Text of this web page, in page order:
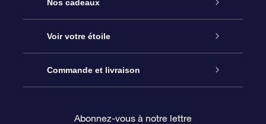
À propos de l’OSR
Nous contacter
Nos cadeaux
Cadeau d’étoile en ligne
Coffret cadeau OSR
Voir votre étoile
Registre des étoiles
Commande et livraison
Abonnez-vous à notre lettre